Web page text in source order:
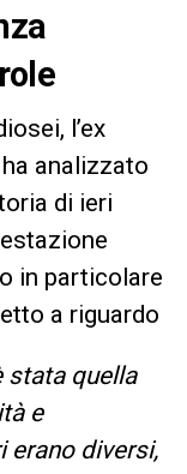
l’ex
ha analizzato
di ieri
in particolare
a riguardo
stata quella
e
erano diversi,